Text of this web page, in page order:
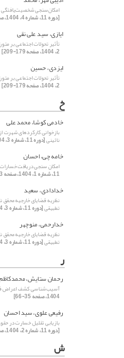
امکان‌سنجی
[دوره 11، شماره 4، 1404، صفحه 211-237]
ایازی، سید علی نقی
تأثیر تحولات اجتماعی بر
2، 1404، صفحه 179-209]
ایزدی، حسین
تأثیر تحولات اجتماعی بر
2، 1404، صفحه 179-209]
خ
خادمی کوشا، محمد علی
بازخوانی کارکردهای شهرت
نائینی[دوره 11، شماره 3، 1404، صفحه 7-32]
خامه چی، احسان
امکان‌ سنجی دریافت خسارات
11، شماره 1، 1404، صفحه 193-212]
خدادادی، سعید
نظریه قضایای خارجیه محقق
تطبیقی[دوره 11، شماره 3، 1404، صفحه 95-121]
خدارحمی، منوچهر
نظریه قضایای خارجیه محقق
تطبیقی[دوره 11، شماره 3، 1404، صفحه 95-121]
ر
رحمان ستایش،
آسیب‌شناسی کشف اعراض
1404، صفحه 35-66]
رفیعی علوی، سید احسان
بازیابی تقلیل خسارت در
[دوره 11، شماره 2، 1404، صفحه 95-122]
ش